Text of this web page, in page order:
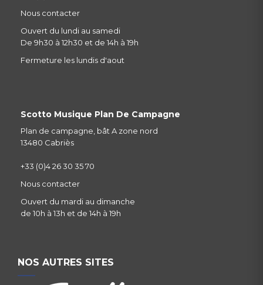
Nous contacter
Ouvert du lundi au samedi
De 9h30 à 12h30 et de 14h à 19h
Fermeture les lundis d'aout
Scotto Musique Plan De Campagne
Plan de campagne, bât A zone nord
13480 Cabriès
+33 (0)4 26 30 35 70
Nous contacter
Ouvert du mardi au dimanche
de 10h à 13h et de 14h à 19h
NOS AUTRES SITES